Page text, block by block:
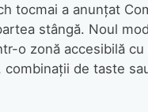
tocmai a anunțat
stângă. Noul
o zonă accesibilă
de taste